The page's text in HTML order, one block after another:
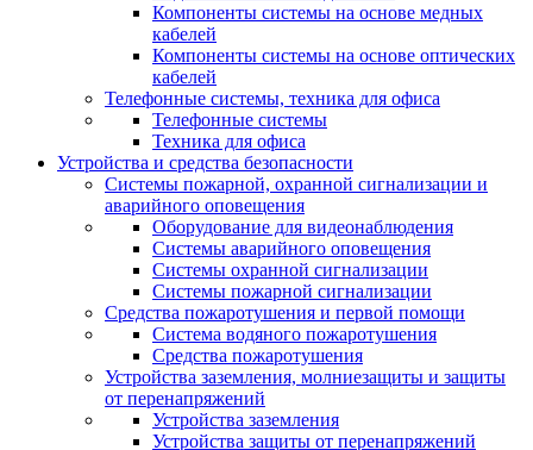
Компоненты системы на основе медных
кабелей
Компоненты системы на основе оптических
кабелей
Телефонные системы, техника для офиса
Телефонные системы
Техника для офиса
Устройства и средства безопасности
Системы пожарной, охранной сигнализации и
аварийного оповещения
Оборудование для видеонаблюдения
Системы аварийного оповещения
Системы охранной сигнализации
Системы пожарной сигнализации
Средства пожаротушения и первой помощи
Система водяного пожаротушения
Средства пожаротушения
Устройства заземления, молниезащиты и защиты
от перенапряжений
Устройства заземления
Устройства защиты от перенапряжений